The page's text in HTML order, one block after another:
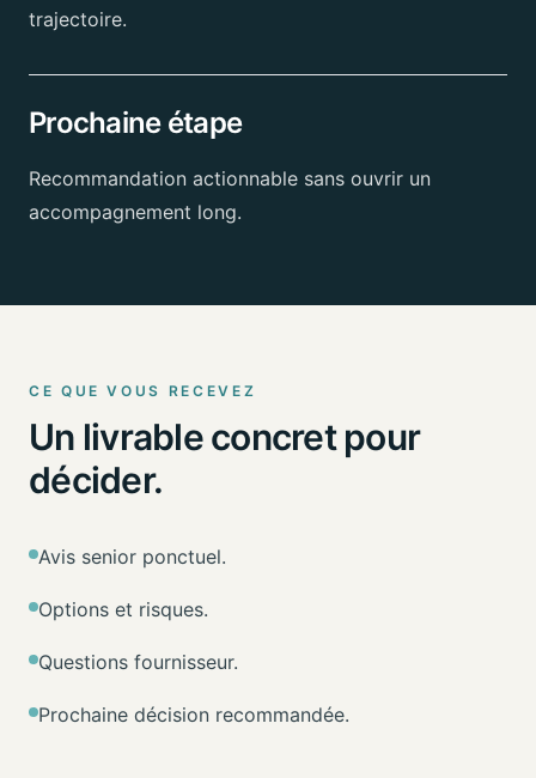
trajectoire.
Prochaine étape
Recommandation actionnable sans ouvrir un
accompagnement long.
CE QUE VOUS RECEVEZ
Un livrable concret pour
décider.
Avis senior ponctuel.
Options et risques.
Questions fournisseur.
Prochaine décision recommandée.